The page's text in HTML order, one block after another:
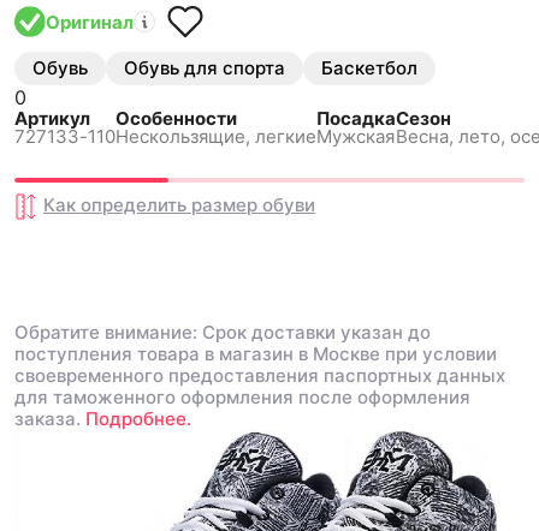
Оригинал
Обувь Обувь для спорта Баскетбол
0
Артикул
727133-110
Особенности
Нескользящиe, легкие
Посадка
Мужская
Сезон
Весна, лето,
Как определить размер обуви
Обратите внимание: Срок доставки указан до
поступления товара в магазин в Москве при условии
своевременного предоставления паспортных данных
для таможенного оформления после оформления
заказа. Подробнее.